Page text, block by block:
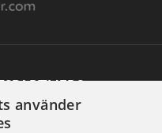
använder